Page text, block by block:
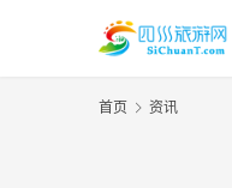
首页 资讯